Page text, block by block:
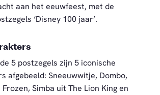
aan het eeuwfeest, met de
‘Disney 100 jaar’.
5 postzegels zijn 5 iconische
afgebeeld: Sneeuwwitje, Dombo,
Simba uit The Lion King en